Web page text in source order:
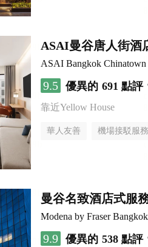
ASAI曼谷唐人街酒
ASAI Bangkok Chinatown
9.5 優異的 691 點評
靠近Yellow House
華人友善 機場接駁服務
曼谷名致酒店式服
Modena by Fraser Bangkok
9.9 優異的 538 點評